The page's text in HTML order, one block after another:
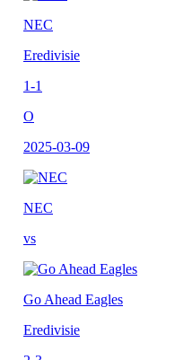
NEC
Eredivisie
1-1
O
2025-03-09
NEC
vs
Go Ahead Eagles
Eredivisie